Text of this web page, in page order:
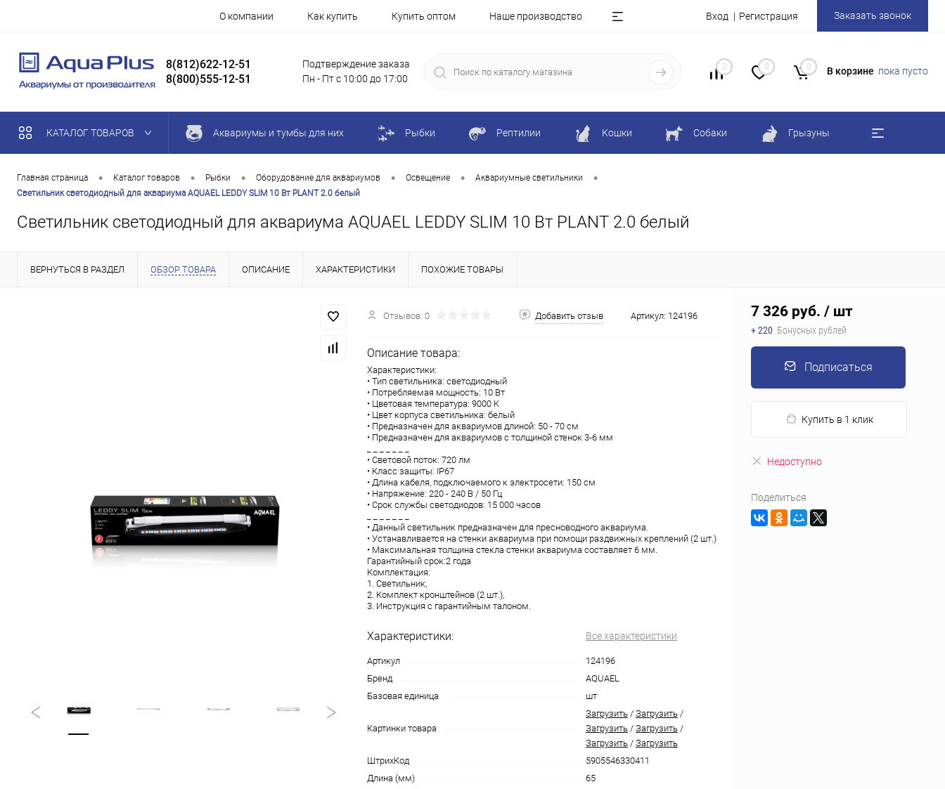
О компании Как купить Купить оптом Наше производство Вход Регистрация Заказать звонок
8(812)622-12-51
8(800)555-12-51
Подтверждение заказа
Пн - Пт с 10:00 до 17:00
0 0 0 В корзине пока пусто
КАТАЛОГ ТОВАРОВ Аквариумы и тумбы для них Рыбки Рептилии Кошки Собаки Грызуны
Главная страница • Каталог товаров • Рыбки • Оборудование для аквариумов • Освещение • Аквариумные светильники •
Cветильник светодиодный для аквариума AQUAEL LEDDY SLIM 10 Вт PLANT 2.0 белый
Cветильник светодиодный для аквариума AQUAEL LEDDY SLIM 10 Вт PLANT 2.0 белый
ВЕРНУТЬСЯ В РАЗДЕЛ ОБЗОР ТОВАРА ОПИСАНИЕ ХАРАКТЕРИСТИКИ ПОХОЖИЕ ТОВАРЫ
Отзывов: 0 Добавить отзыв Артикул: 124196
Описание товара:
Характеристики:
• Тип светильника: светодиодный
• Потребляемая мощность: 10 Вт
• Цветовая температура: 9000 K
• Цвет корпуса светильника: белый
• Предназначен для аквариумов длиной: 50 - 70 см
• Предназначен для аквариумов с толщиной стенок 3-6 мм
• Световой поток: 720 лм
• Класс защиты: IP67
• Длина кабеля, подключаемого к электросети: 150 см
• Напряжение: 220 - 240 В / 50 Гц
• Срок службы светодиодов: 15 000 часов
• Данный светильник предназначен для пресноводного аквариума.
• Устанавливается на стенки аквариума при помощи раздвижных креплений (2 шт.)
• Максимальная толщина стекла стенки аквариума составляет 6 мм.
Гарантийный срок:2 года
Комплектация:
1. Светильник,
2. Комплект кронштейнов (2 шт.),
3. Инструкция с гарантийным талоном.
Характеристики: Все характеристики
Артикул
124196
Бренд
AQUAEL
Базовая единица
шт
Картинки товара
Загрузить / Загрузить /
Загрузить / Загрузить /
Загрузить / Загрузить
ШтрихКод
5905546330411
Длина (мм)
65
7 326 руб. / шт
+ 220 Бонусных рублей
Подписаться
Купить в 1 клик
Недоступно
Поделиться